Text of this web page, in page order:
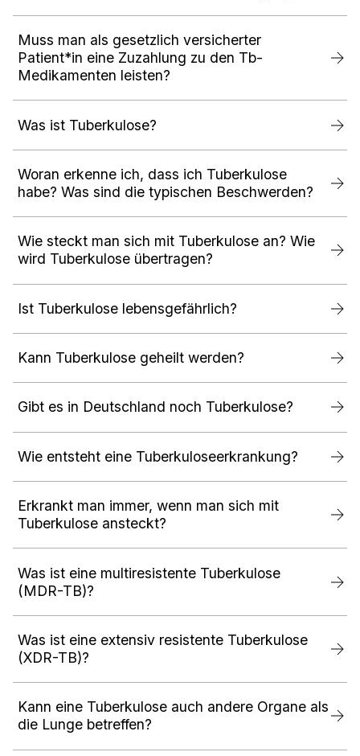
Muss man als gesetzlich versicherter
Patient*in eine Zuzahlung zu den Tb-
Medikamenten leisten?
Was ist Tuberkulose?
Woran erkenne ich, dass ich Tuberkulose
habe? Was sind die typischen Beschwerden?
Wie steckt man sich mit Tuberkulose an? Wie
wird Tuberkulose übertragen?
Ist Tuberkulose lebensgefährlich?
Kann Tuberkulose geheilt werden?
Gibt es in Deutschland noch Tuberkulose?
Wie entsteht eine Tuberkuloseerkrankung?
Erkrankt man immer, wenn man sich mit
Tuberkulose ansteckt?
Was ist eine multiresistente Tuberkulose
(MDR-TB)?
Was ist eine extensiv resistente Tuberkulose
(XDR-TB)?
Kann eine Tuberkulose auch andere Organe als
die Lunge betreffen?